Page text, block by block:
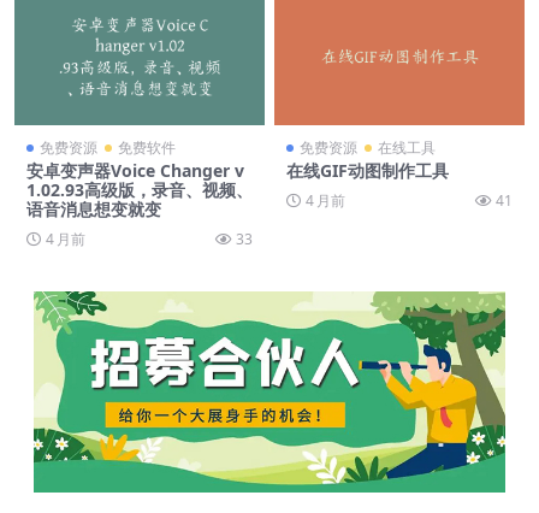
免费资源 免费软件
安卓变声器Voice Changer v
1.02.93高级版，录音、视频、
语音消息想变就变
4 月前 33
免费资源 在线工具
在线GIF动图制作工具
4 月前 41